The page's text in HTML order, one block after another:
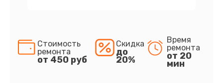
Стоимость
ремонта
от 450 руб
Скидка
до
20%
Время
ремонта
от 20
мин